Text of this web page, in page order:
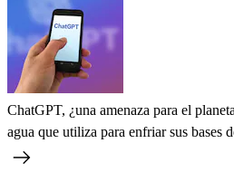
ChatGPT, ¿una amenaza para el
agua que utiliza para enfriar sus bases